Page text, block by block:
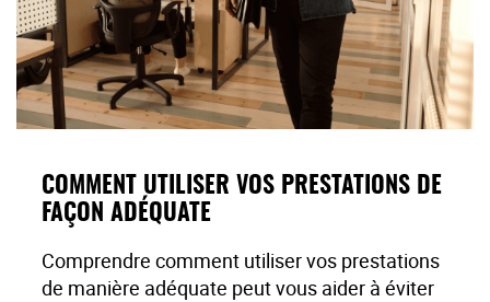
votre couverture d'assurance que par fournir
les produits et services les plus adéquats pour
votre condition
Se sentir encouragé à inclure des informations
Être invité à signer un formulaire de
avec des informations trompeuses)
COMMENT UTILISER VOS PRESTATIONS DE
FAÇON ADÉQUATE
Comprendre comment utiliser vos prestations
de manière adéquate peut vous aider à éviter